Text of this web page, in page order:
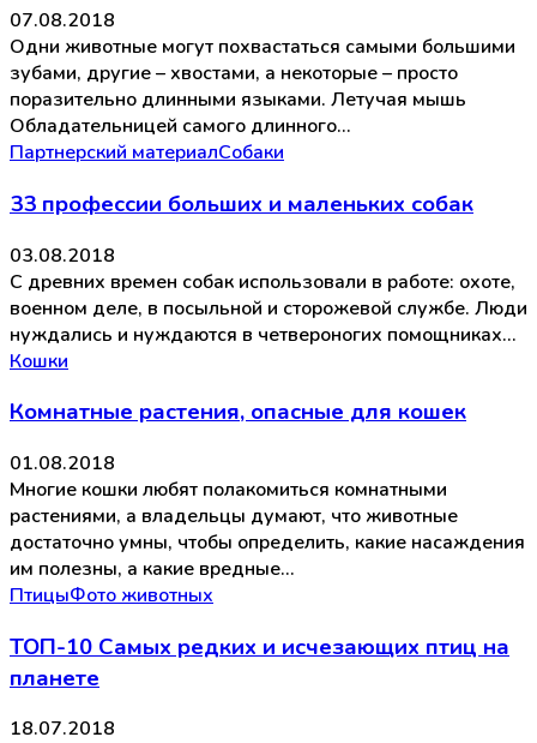
07.08.2018
Одни животные могут похвастаться самыми большими
зубами, другие – хвостами, а некоторые – просто
поразительно длинными языками. Летучая мышь
Обладательницей самого длинного…
Партнерский материалСобаки
33 профессии больших и маленьких собак
03.08.2018
С древних времен собак использовали в работе: охоте,
военном деле, в посыльной и сторожевой службе. Люди
нуждались и нуждаются в четвероногих помощниках…
Кошки
Комнатные растения, опасные для кошек
01.08.2018
Многие кошки любят полакомиться комнатными
растениями, а владельцы думают, что животные
достаточно умны, чтобы определить, какие насаждения
им полезны, а какие вредные…
ПтицыФото животных
ТОП-10 Самых редких и исчезающих птиц на
планете
18.07.2018